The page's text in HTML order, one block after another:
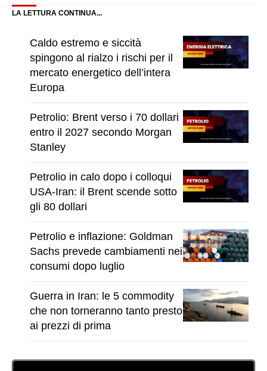
LA LETTURA CONTINUA...
Caldo estremo e siccità
spingono al rialzo i rischi per il
mercato energetico dell’intera
Europa
Petrolio: Brent verso i 70 dollari
entro il 2027 secondo Morgan
Stanley
Petrolio in calo dopo i colloqui
USA-Iran: il Brent scende sotto
gli 80 dollari
Petrolio e inflazione: Goldman
Sachs prevede cambiamenti nei
consumi dopo luglio
Guerra in Iran: le 5 commodity
che non torneranno tanto presto
ai prezzi di prima